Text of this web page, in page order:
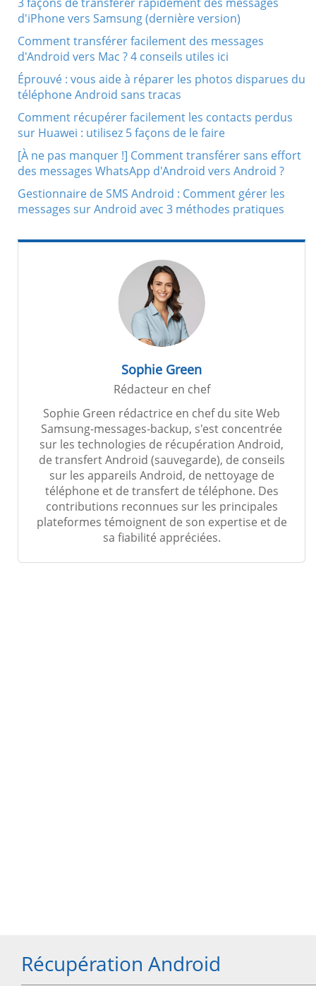
Récupération Android
d'iPhone vers Samsung (dernière version)
Comment transférer facilement des messages
d'Android vers Mac ? 4 conseils utiles ici
Éprouvé : vous aide à réparer les photos disparues du
téléphone Android sans tracas
Comment récupérer facilement les contacts perdus
sur Huawei : utilisez 5 façons de le faire
[À ne pas manquer !] Comment transférer sans effort
des messages WhatsApp d'Android vers Android ?
Gestionnaire de SMS Android : Comment gérer les
messages sur Android avec 3 méthodes pratiques
Sophie Green
Rédacteur en chef
Sophie Green rédactrice en chef du site Web
Samsung-messages-backup, s'est concentrée
sur les technologies de récupération Android,
de transfert Android (sauvegarde), de conseils
sur les appareils Android, de nettoyage de
téléphone et de transfert de téléphone. Des
contributions reconnues sur les principales
plateformes témoignent de son expertise et de
sa fiabilité appréciées.